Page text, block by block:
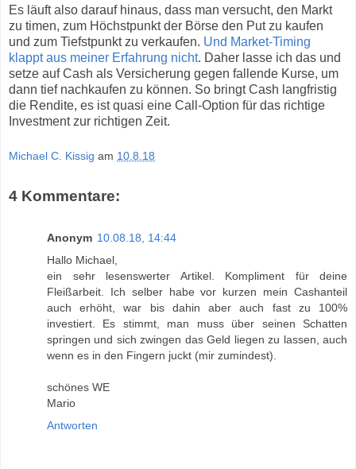
Es läuft also darauf hinaus, dass man versucht, den Markt
zu timen, zum Höchstpunkt der Börse den Put zu kaufen
und zum Tiefstpunkt zu verkaufen. Und Market-Timing
klappt aus meiner Erfahrung nicht. Daher lasse ich das und
setze auf Cash als Versicherung gegen fallende Kurse, um
dann tief nachkaufen zu können. So bringt Cash langfristig
die Rendite, es ist quasi eine Call-Option für das richtige
Investment zur richtigen Zeit.
Michael C. Kissig am 10.8.18
4 Kommentare:
Anonym 10.08.18, 14:44
Hallo Michael,
ein sehr lesenswerter Artikel. Kompliment für deine
Fleißarbeit. Ich selber habe vor kurzen mein Cashanteil
auch erhöht, war bis dahin aber auch fast zu 100%
investiert. Es stimmt, man muss über seinen Schatten
springen und sich zwingen das Geld liegen zu lassen, auch
wenn es in den Fingern juckt (mir zumindest).
schönes WE
Mario
Antworten